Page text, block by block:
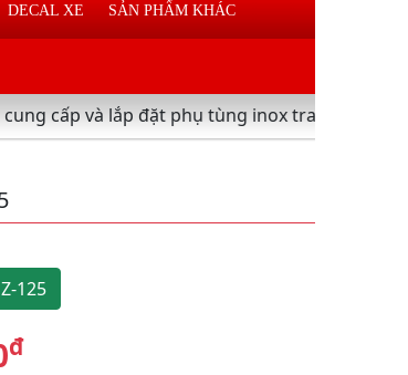
DECAL XE SẢN PHẨM KHÁC
và lắp đặt phụ tùng inox trang trí làm đẹp xe
Z-125
đ